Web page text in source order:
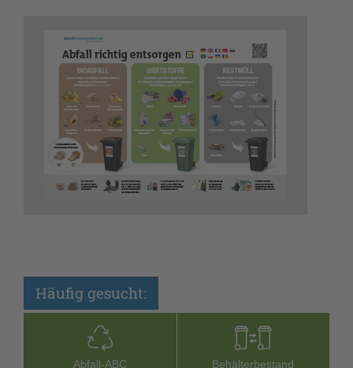
Häufig gesucht:
Abfall-­ABC Behälterbestand